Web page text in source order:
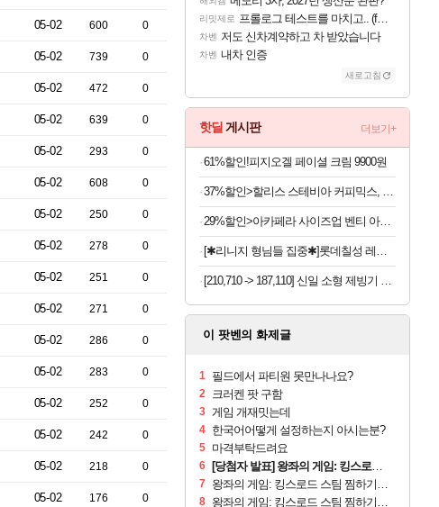
05-02 600 0
05-02 739 0
05-02 472 0
05-02 639 0
05-02 293 0
05-02 608 0
05-02 250 0
05-02 278 0
05-02 251 0
05-02 271 0
05-02 286 0
05-02 283 0
05-02 252 0
05-02 242 0
05-02 218 0
05-02 176 0
리밋제로 프롤로그 테스트를 마치고.. (feat. 리아)
차벤 저도 신차계약하고 차 받았습니다
차벤 내차 인증
새로고침
핫딜 게시판 더보기+
61%할인!피지오겔 페이셜 크림 9900원
37%할인>할리스 스테비아 커피믹스, 9.5g, 100개입, 1개
29%할인>아카페라 사이즈업 벤티 아메리카노, 600ml, 24개
[✱리니지 형님들 집중✱]롯데칠성 레쓰비 마일드, 175ml, 30캔
[210,710 -> 187,110] 신일 소형 제빙기 본품
이 팟벤의 화제글
1 필드에서 파티원 못만나나요?
2 크러켄 팟 구함
3 게임 개재밋는데
4 한국어어떻게 설정하는지 아시는분?
5 마격부탁드려요
6 [당첨자 발표] 왕좌의 게임: 킹스로드 스팀 찜하기 · 기대평 댓글 이벤트 당첨자 안내
7 왕좌의 게임: 킹스로드 스팀 찜하기 인증
8 왕좌의 게임: 킹스로드 스팀 찜하기 인증